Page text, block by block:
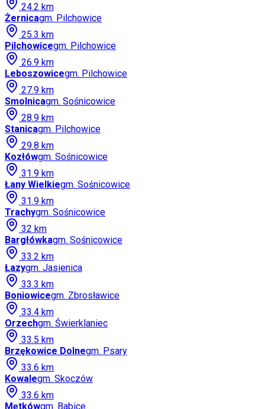
24.2 km
Żernicagm. Pilchowice
25.3 km
Pilchowicegm. Pilchowice
26.9 km
Leboszowicegm. Pilchowice
27.9 km
Smolnicagm. Sośnicowice
28.9 km
Stanicagm. Pilchowice
29.8 km
Kozłówgm. Sośnicowice
31.9 km
Łany Wielkiegm. Sośnicowice
31.9 km
Trachygm. Sośnicowice
32 km
Bargłówkagm. Sośnicowice
33.2 km
Łazygm. Jasienica
33.3 km
Boniowicegm. Zbrosławice
33.4 km
Orzechgm. Świerklaniec
33.5 km
Brzękowice Dolnegm. Psary
33.6 km
Kowalegm. Skoczów
33.6 km
Mętkówgm. Babice